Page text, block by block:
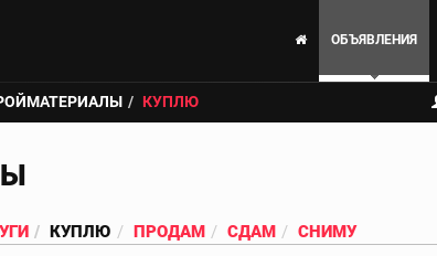
ОБЪЯВЛЕНИЯ
КУПЛЮ
КУПЛЮ ПРОДАМ СДАМ СНИМУ